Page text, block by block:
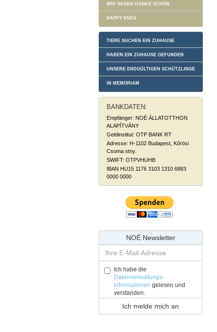
WIR SAGEN DANKE SCHÖN
HAPPY ENDS
TIERE SUCHEN EIN ZUHAUSE
HABEN EIN ZUHAUSE GEFUNDEN
UNSERE ENDGÜLTIGEN SCHÜTZLINGE
IN MEMORIAM
BANKDATEN:
Empfänger: NOÉ ÁLLATOTTHON
ALAPÍTVÁNY
Geldinstitut: OTP BANK RT
Adresse: H-1102 Budapest, Kőrösi
Csoma stny.
SWIFT: OTPVHUHB
IBAN HU15 1176 3103 1310 6883
0000 0000
NOÉ Newsletter
Ich habe die
Datenverwaltungs-
informationen gelesen und
verstanden.